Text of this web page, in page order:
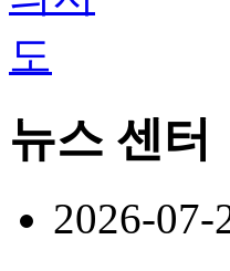
뉴스 센터
2026-07-